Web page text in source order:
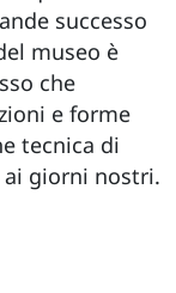
successo
museo è
che
e forme
tecnica di
giorni nostri.